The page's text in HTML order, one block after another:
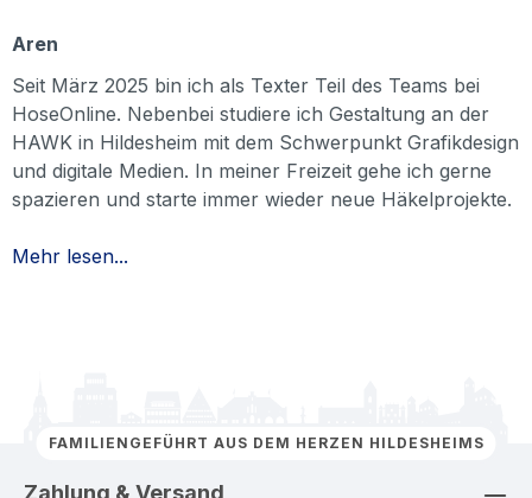
Aren
Seit März 2025 bin ich als Texter Teil des Teams bei
HoseOnline. Nebenbei studiere ich Gestaltung an der
HAWK in Hildesheim mit dem Schwerpunkt Grafikdesign
und digitale Medien. In meiner Freizeit gehe ich gerne
spazieren und starte immer wieder neue Häkelprojekte.
Mehr lesen...
FAMILIENGEFÜHRT AUS DEM HERZEN HILDESHEIMS
Zahlung & Versand